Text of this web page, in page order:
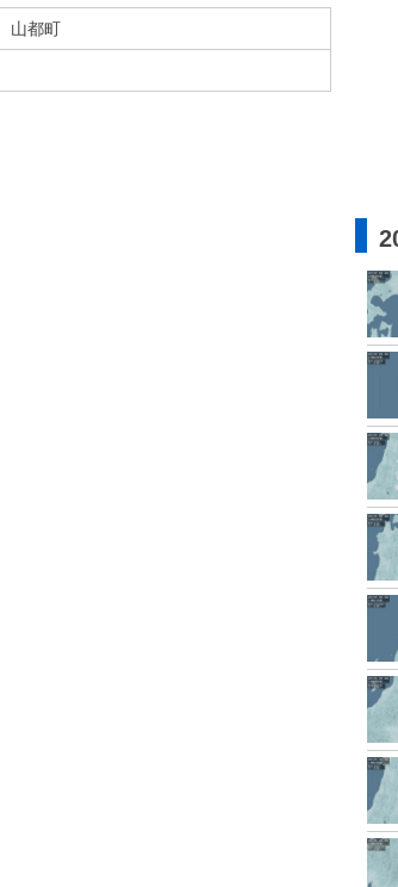
山都町